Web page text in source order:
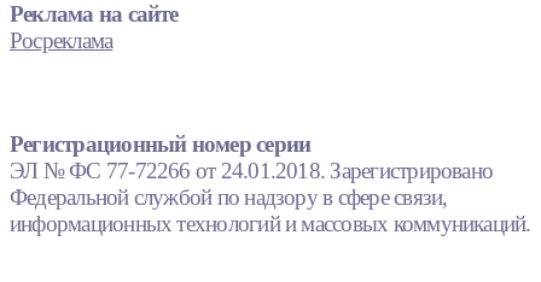
Реклама на сайте
Росреклама
Регистрационный номер серии
ЭЛ № ФС 77-72266 от 24.01.2018. Зарегистрировано
Федеральной службой по надзору в сфере связи,
информационных технологий и массовых коммуникаций.